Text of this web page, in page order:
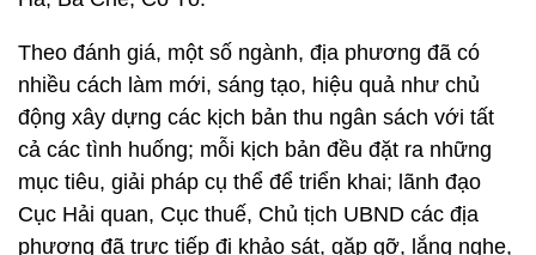
Theo đánh giá, một số ngành, địa phương đã có
nhiều cách làm mới, sáng tạo, hiệu quả như chủ
động xây dựng các kịch bản thu ngân sách với tất
cả các tình huống; mỗi kịch bản đều đặt ra những
mục tiêu, giải pháp cụ thể để triển khai; lãnh đạo
Cục Hải quan, Cục thuế, Chủ tịch UBND các địa
phương đã trực tiếp đi khảo sát, gặp gỡ, lắng nghe,